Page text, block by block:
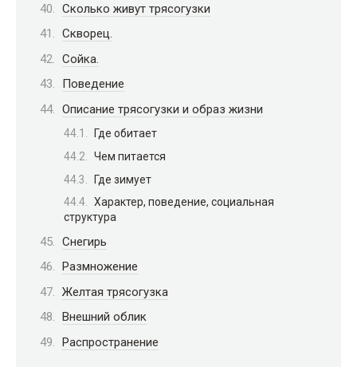
Сколько живут трясогузки
Скворец.
Сойка.
Поведение
Описание трясогузки и образ жизни
Где обитает
Чем питается
Где зимует
Характер, поведение, социальная
структура
Снегирь
Размножение
Желтая трясогузка
Внешний облик
Распространение